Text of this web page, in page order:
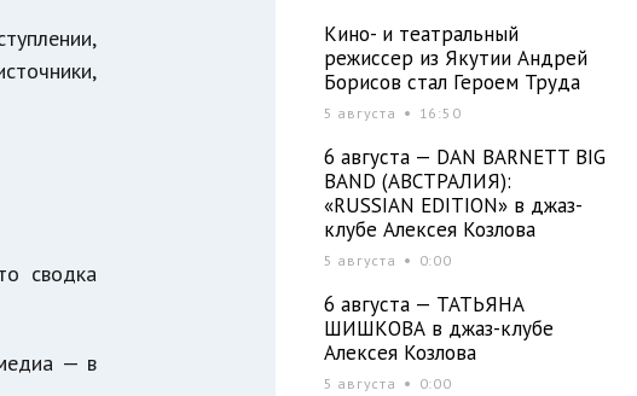
сводка
— в
Кино- и театральный
режиссер из Якутии Андрей
Борисов стал Героем Труда
5 августа 16:50
6 августа — DAN BARNETT BIG
BAND (АВСТРАЛИЯ):
«RUSSIAN EDITION» в джаз-
клубе Алексея Козлова
5 августа 0:00
6 августа — ТАТЬЯНА
ШИШКОВА в джаз-клубе
Алексея Козлова
5 августа 0:00